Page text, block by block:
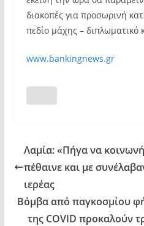
διακοπές για προσωρινή
πεδίο μάχης – διπλωματικό
www.bankingnews.gr
Λαμία: «Πήγα να
πέθαινε και με
ιερέας
Βόμβα από παγκοσμίου
της COVID προκαλούν